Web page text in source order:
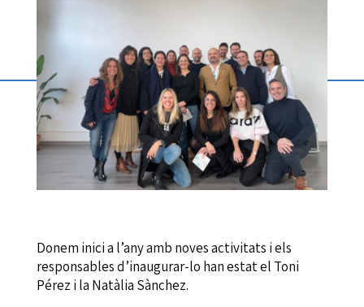
Donem inici a l’any amb noves activitats i els
responsables d’inaugurar-lo han estat el Toni
Pérez i la Natàlia Sànchez.